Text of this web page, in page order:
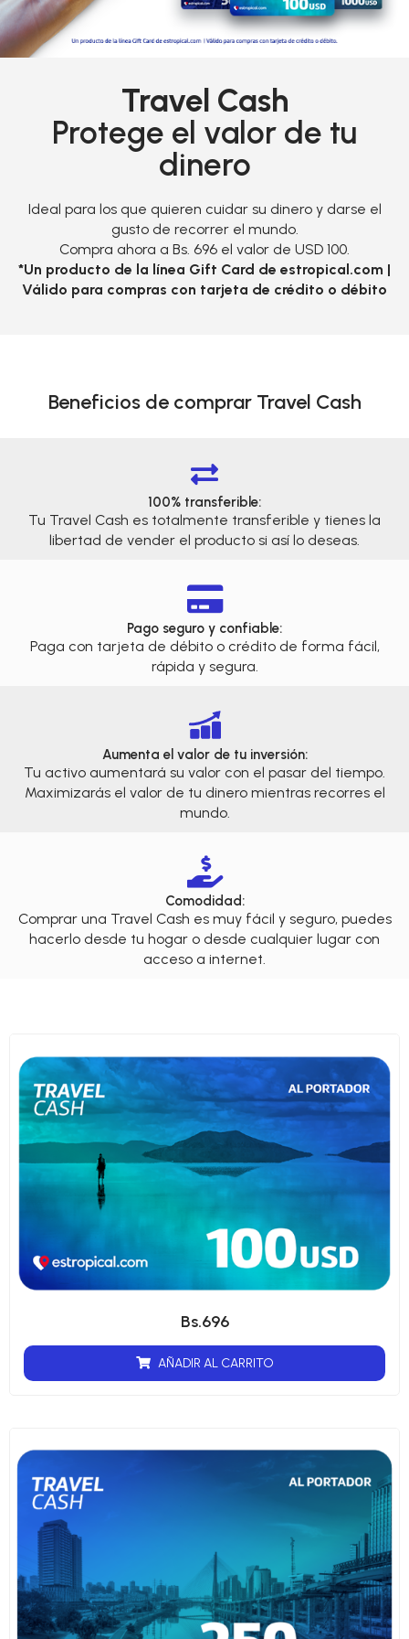
Travel Cash
Protege el valor de tu
dinero
Ideal para los que quieren cuidar su dinero y darse el
gusto de recorrer el mundo.
Compra ahora a Bs. 696 el valor de USD 100.
*Un producto de la línea Gift Card de estropical.com |
Válido para compras con tarjeta de crédito o débito
Beneficios de comprar Travel Cash
100% transferible:
Tu Travel Cash es totalmente transferible y tienes la
libertad de vender el producto si así lo deseas.
Pago seguro y confiable:
Paga con tarjeta de débito o crédito de forma fácil,
rápida y segura.
Aumenta el valor de tu inversión:
Tu activo aumentará su valor con el pasar del tiempo.
Maximizarás el valor de tu dinero mientras recorres el
mundo.
Comodidad:
Comprar una Travel Cash es muy fácil y seguro, puedes
hacerlo desde tu hogar o desde cualquier lugar con
acceso a internet.
Bs.696
AÑADIR AL CARRITO